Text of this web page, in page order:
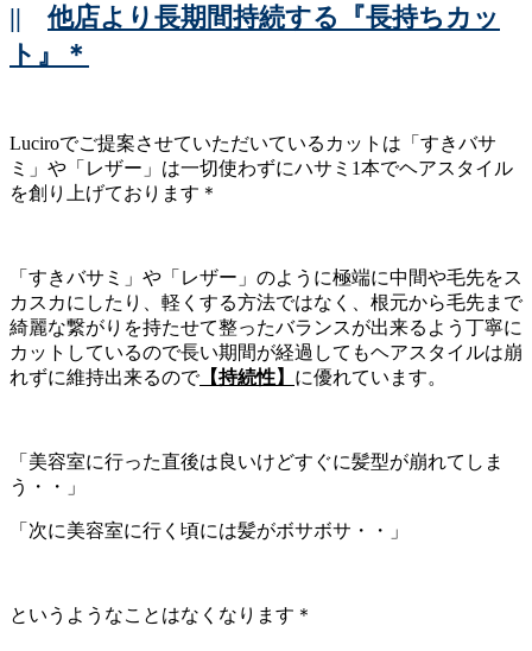
|| 他店より長期間持続する『長持ちカッ
ト』＊
Luciroでご提案させていただいているカットは「すきバサ
ミ」や「レザー」は一切使わずにハサミ1本でヘアスタイル
を創り上げております＊
「すきバサミ」や「レザー」のように極端に中間や毛先をス
カスカにしたり、軽くする方法ではなく、根元から毛先まで
綺麗な繋がりを持たせて整ったバランスが出来るよう丁寧に
カットしているので長い期間が経過してもヘアスタイルは崩
れずに維持出来るので【持続性】 に優れています。
「美容室に行った直後は良いけどすぐに髪型が崩れてしま
う・・」
「次に美容室に行く頃には髪がボサボサ・・」
というようなことはなくなります＊